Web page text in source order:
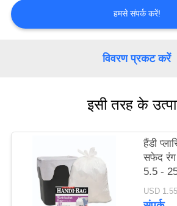
मामलों
हमसे संपर्क करें!
विवरण प्रकट करें
इसी तरह के
हैंडी
सफेद रंग
5.5 -